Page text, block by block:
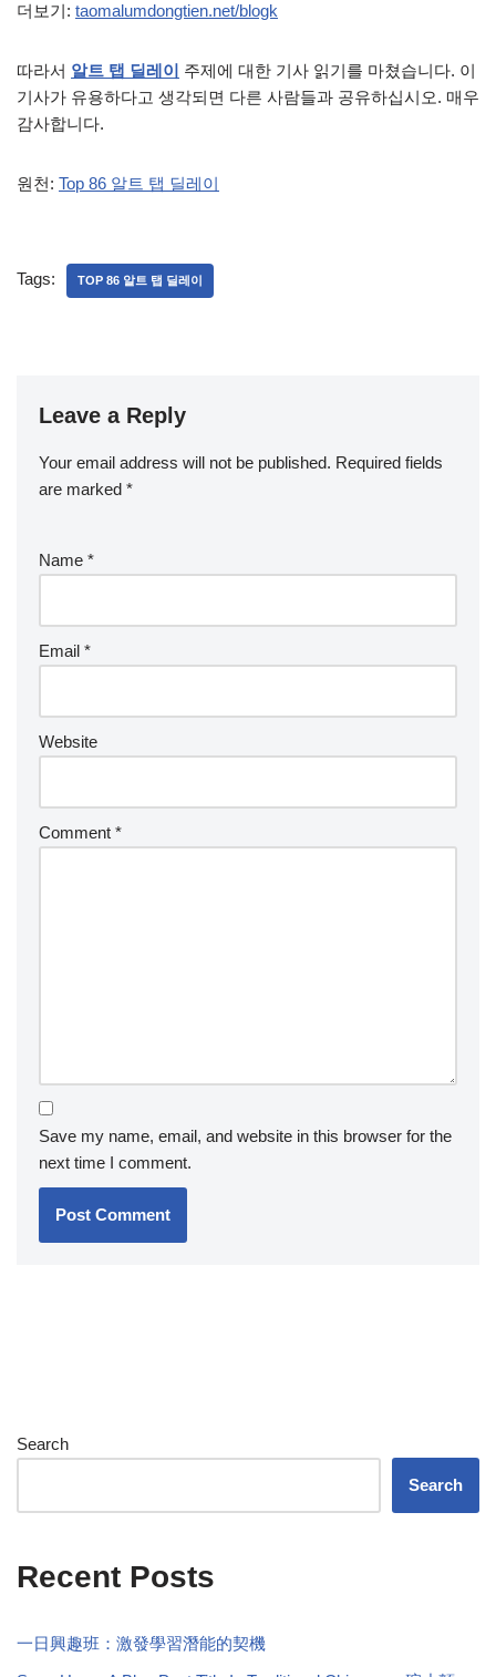
더보기: taomalumdongtien.net/blogk
따라서 알트 탭 딜레이 주제에 대한 기사 읽기를 마쳤습니다. 이
기사가 유용하다고 생각되면 다른 사람들과 공유하십시오. 매우
감사합니다.
원천: Top 86 알트 탭 딜레이
Tags: TOP 86 알트 탭 딜레이
Leave a Reply
Your email address will not be published. Required fields
are marked *
Name *
Email *
Website
Comment *
Save my name, email, and website in this browser for the
next time I comment.
Search
Search
Recent Posts
一日興趣班：激發學習潛能的契機